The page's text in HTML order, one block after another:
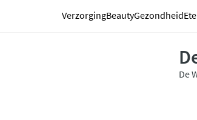
VerzorgingBeautyGezondheid
De